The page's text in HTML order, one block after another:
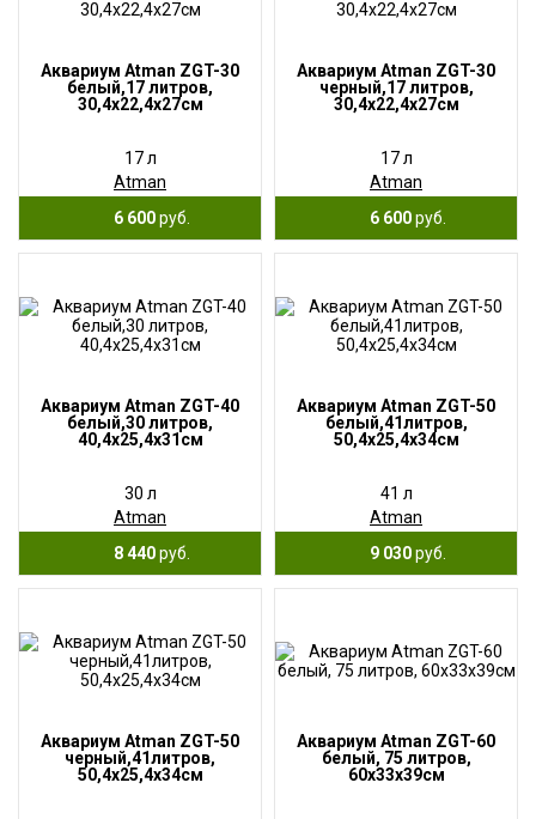
Аквариум Atman ZGT-30
белый,17 литров,
30,4х22,4х27см
17 л
Atman
6 600руб.
Аквариум Atman ZGT-30
черный,17 литров,
30,4х22,4х27см
17 л
Atman
6 600руб.
Аквариум Atman ZGT-40
белый,30 литров,
40,4х25,4х31см
30 л
Atman
8 440руб.
Аквариум Atman ZGT-50
белый,41литров,
50,4х25,4х34см
41 л
Atman
9 030руб.
Аквариум Atman ZGT-50
черный,41литров,
50,4х25,4х34см
Аквариум Atman ZGT-60
белый, 75 литров,
60х33х39см